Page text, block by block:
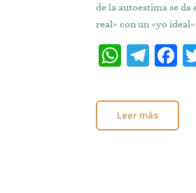
de la autoestima se
real» con un «yo
W
at
s
T
e
gr
b
o
Leer más